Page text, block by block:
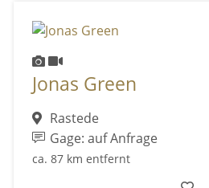
Jonas Green
Rastede
Gage: auf Anfrage
ca. 87 km entfernt